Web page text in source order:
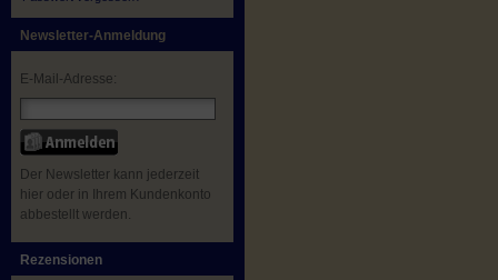
Newsletter-Anmeldung
E-Mail-Adresse:
Der Newsletter kann jederzeit
hier oder in Ihrem Kundenkonto
abbestellt werden.
Rezensionen